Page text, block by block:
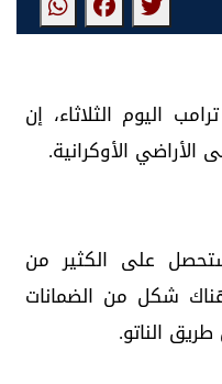
اليوم الثلاثاء، إن
الأوكرانية.
على الكثير من
شكل من الضمانات
الناتو.